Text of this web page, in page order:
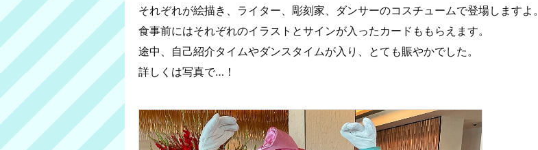
それぞれが絵描き、ライター、彫刻家、ダンサーのコスチュームで登場しますよ。
食事前にはそれぞれのイラストとサインが入ったカードももらえます。
途中、自己紹介タイムやダンスタイムが入り、とても賑やかでした。
詳しくは写真で…！